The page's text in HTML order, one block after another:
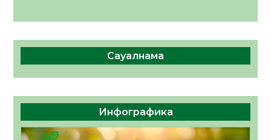
Сауалнама
Инфографика